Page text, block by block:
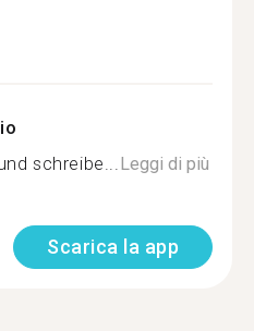
schreibe...Leggi di più
Scarica la app